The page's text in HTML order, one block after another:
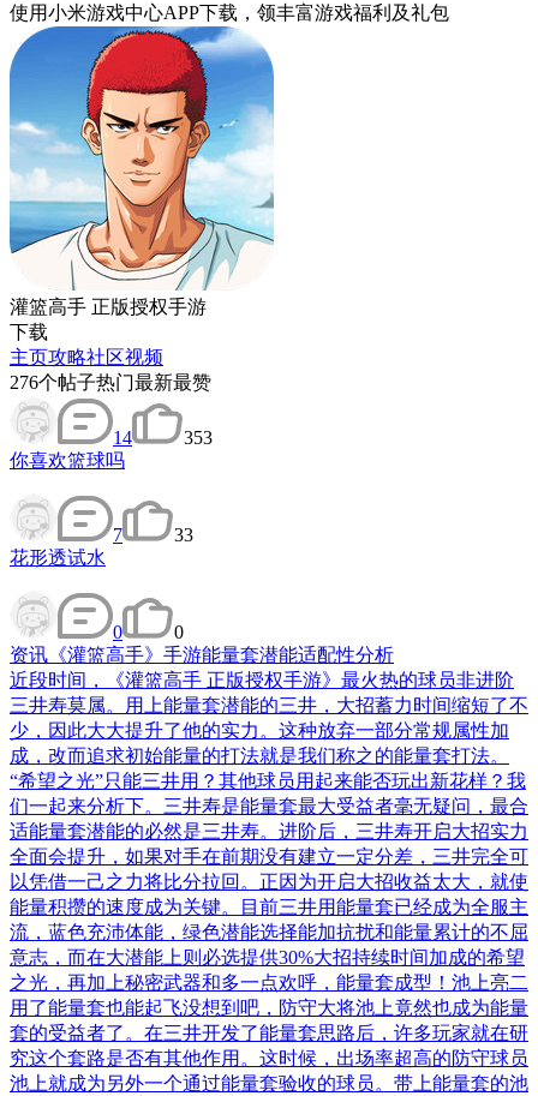
使用小米游戏中心APP下载 ，领丰富游戏福利 及礼包
灌篮高手 正版授权手游
下载
主页攻略社区视频
276个帖子热门最新最赞
14
353
你喜欢篮球吗
7
33
花形透试水
0
0
资讯 《灌篮高手》手游能量套潜能适配性分析
近段时间，《灌篮高手 正版授权手游》最火热的球员非进阶
三井寿莫属。用上能量套潜能的三井，大招蓄力时间缩短了不
少，因此大大提升了他的实力。这种放弃一部分常规属性加
成，改而追求初始能量的打法就是我们称之的能量套打法。
“希望之光”只能三井用？其他球员用起来能否玩出新花样？我
们一起来分析下。三井寿是能量套最大受益者毫无疑问，最合
适能量套潜能的必然是三井寿。进阶后，三井寿开启大招实力
全面会提升，如果对手在前期没有建立一定分差，三井完全可
以凭借一己之力将比分拉回。正因为开启大招收益太大，就使
能量积攒的速度成为关键。目前三井用能量套已经成为全服主
流，蓝色充沛体能，绿色潜能选择能加抗扰和能量累计的不屈
意志，而在大潜能上则必选提供30%大招持续时间加成的希望
之光，再加上秘密武器和多一点欢呼，能量套成型！池上亮二
用了能量套也能起飞没想到吧，防守大将池上竟然也成为能量
套的受益者了。在三井开发了能量套思路后，许多玩家就在研
究这个套路是否有其他作用。这时候，出场率超高的防守球员
池上就成为另外一个通过能量套验收的球员。带上能量套的池